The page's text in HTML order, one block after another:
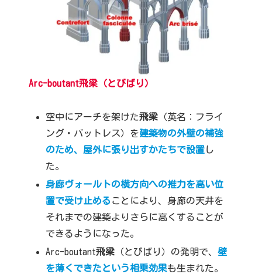
Arc-boutant飛梁 （とびばり）
空中にアーチを架けた飛梁 （英名：フライ
ング・バットレス）を建築物の外壁の補強
のため、屋外に張り出すかたちで設置し
た。
身廊ヴォールトの横方向への推力を高い位
置で受け止める ことにより、身廊の天井を
それまでの建築よりさらに高くすることが
できるようになった。
Arc-boutant飛梁 （とびばり）の発明で、壁
を薄くできたという相乗効果も生まれた。